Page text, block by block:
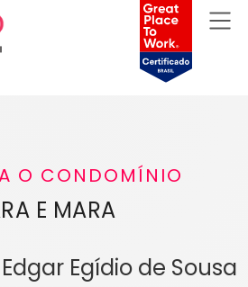
O CONDOMÍNIO
E MARA
Egídio de Sousa